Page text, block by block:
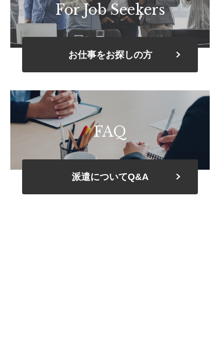
For Job Seekers
お仕事をお探しの方
FAQ
派遣についてQ&A